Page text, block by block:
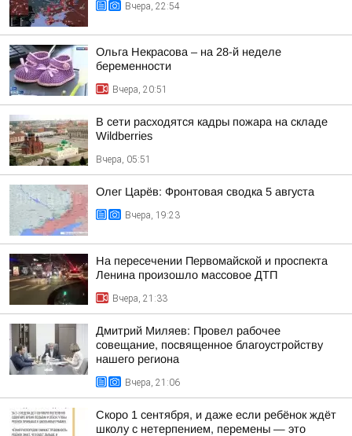
Вчера, 22:54
Ольга Некрасова – на 28-й неделе
беременности
Вчера, 20:51
В сети расходятся кадры пожара на складе
Wildberries
Вчера, 05:51
Олег Царёв: Фронтовая сводка 5 августа
Вчера, 19:23
На пересечении Первомайской и проспекта
Ленина произошло массовое ДТП
Вчера, 21:33
Дмитрий Миляев: Провел рабочее
совещание, посвященное благоустройству
нашего региона
Вчера, 21:06
Скоро 1 сентября, и даже если ребёнок ждёт
школу с нетерпением, перемены — это